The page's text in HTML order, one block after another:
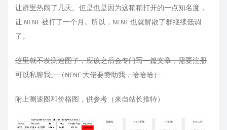
让群里热闹了几天。但是也是因为这稍稍打开的一点知名度，
让 NFNF 被打了一个月。所以，NFNF 也就解散了群继续低调
了。
这里就不发测速图了，应该之后会专门写一篇文章，需要注册
可以私聊我。（NFNF 大佬要赞助我，哈哈哈）
附上测速图和价格图，供参考（来自站长推特）